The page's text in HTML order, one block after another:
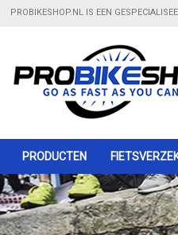
PROBIKESHOP.NL IS EEN
PRODUCTEN
Gratis bezorging- Bij